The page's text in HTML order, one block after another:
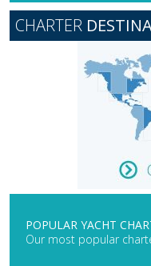
CHARTER
POPULAR YACHT
Our most popular